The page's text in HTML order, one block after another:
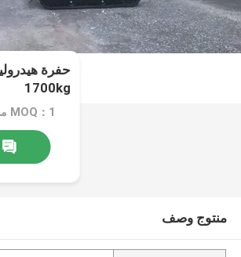
1700kg
MOQ：1 مجموعة
منتوج وصف